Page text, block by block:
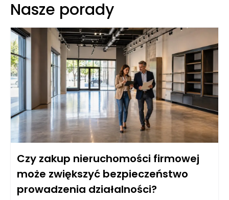
Nasze porady
Czy zakup nieruchomości firmowej
może zwiększyć bezpieczeństwo
prowadzenia działalności?